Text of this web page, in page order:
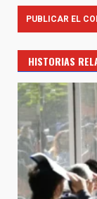
HISTORIAS